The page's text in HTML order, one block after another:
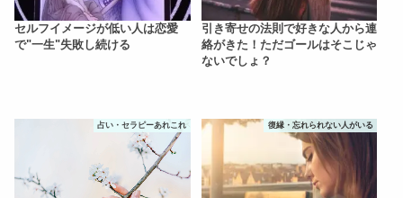
セルフイメージが低い人は恋愛
で"一生"失敗し続ける
引き寄せの法則で好きな人から連
絡がきた！ただゴールはそこじゃ
ないでしょ？
占い・セラピーあれこれ 復縁・忘れられない人がいる